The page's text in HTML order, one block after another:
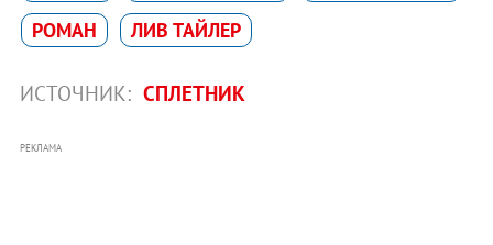
РОМАН
ЛИВ ТАЙЛЕР
ИСТОЧНИК: СПЛЕТНИК
РЕКЛАМА